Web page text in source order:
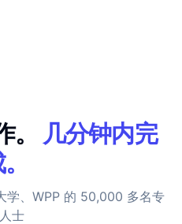
几分钟内完
学、WPP 的 50,000 多名专
士